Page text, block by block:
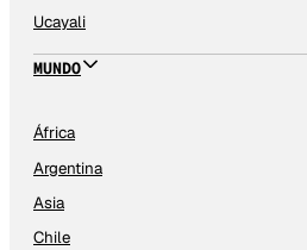
Ucayali
MUNDO
África
Argentina
Asia
Chile